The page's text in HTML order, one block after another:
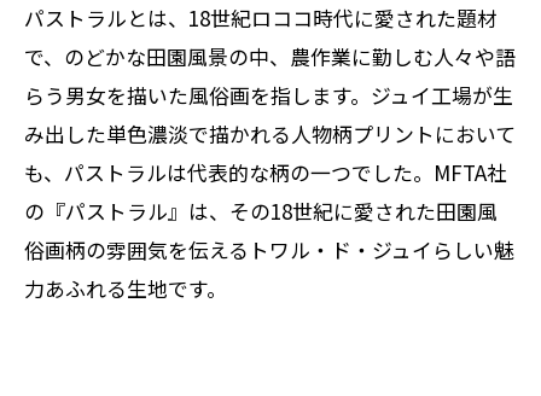
パストラルとは、18世紀ロココ時代に愛された題材
で、のどかな田園風景の中、農作業に勤しむ人々や語
らう男女を描いた風俗画を指します。ジュイ工場が生
み出した単色濃淡で描かれる人物柄プリントにおいて
も、パストラルは代表的な柄の一つでした。MFTA社
の『パストラル』は、その18世紀に愛された田園風
俗画柄の雰囲気を伝えるトワル・ド・ジュイらしい魅
力あふれる生地です。